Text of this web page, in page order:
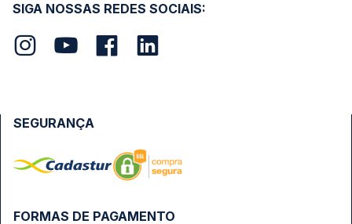
SIGA NOSSAS REDES SOCIAIS:
FORMAS DE PAGAMENTO
SEGURANÇA